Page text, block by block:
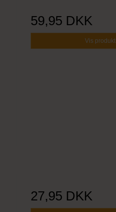
59,95 DKK
Vis produkt
27,95 DKK